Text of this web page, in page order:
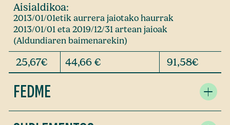
Aisialdikoa:
2013/01/01etik aurrera jaiotako haurrak
2013/01/01 eta 2019/12/31 artean jaioak
(Aldundiaren baimenarekin)
25,67€ 44,66 € 91,58€
FEDME